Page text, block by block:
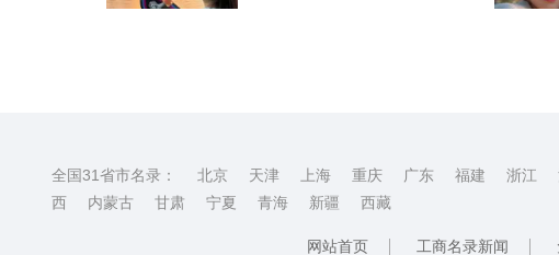
全国31省市名录： 北京 天津 上海 重庆 广东 福建 浙江
西
内蒙古 甘肃 宁夏 青海 新疆 西藏
网站首页 工商名录新闻